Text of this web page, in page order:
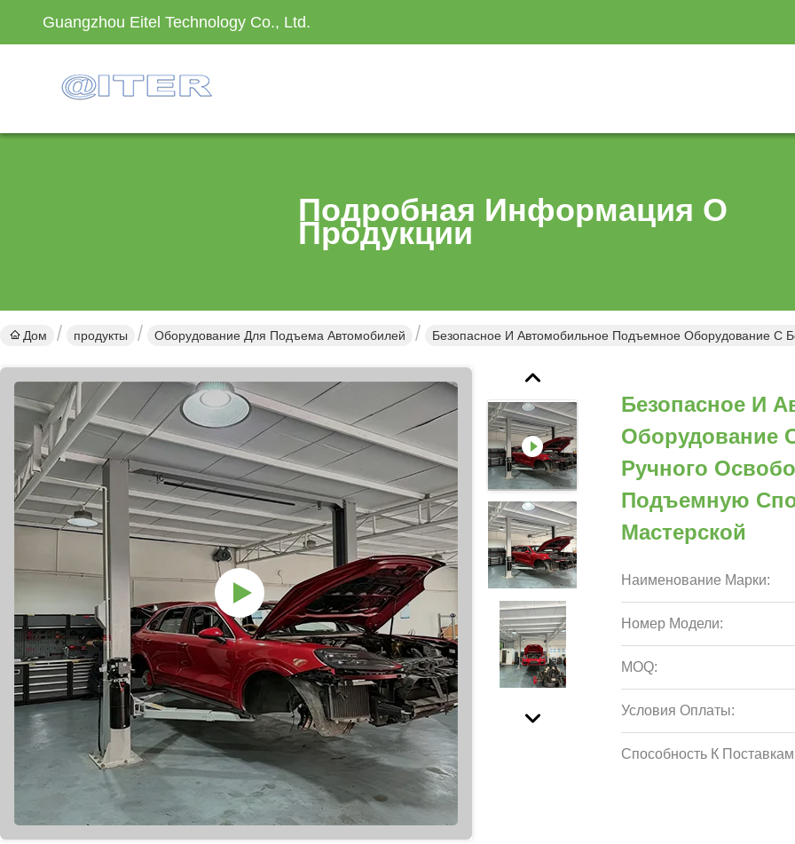
Guangzhou Eitel Technology Co., Ltd.
Подробная Информация О
Продукции
Дом продукты Оборудование Для Подъема Автомобилей Безопасное И Автомобильное Подъемное Оборудование С
Безопасное И
Оборудование
Ручного
Подъемную
Мастерской
Наименование Марки:
Номер Модели:
MOQ:
Условия Оплаты:
Способность К